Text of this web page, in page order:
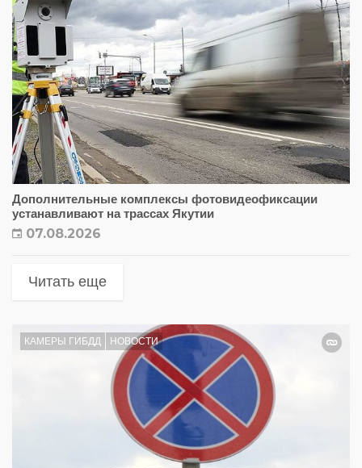
Дополнительные комплексы фотовидеофиксации
устанавливают на трассах Якутии
07.08.2026
Читать еще
КАМЕРЫ ГИБДД НОВОСТИ